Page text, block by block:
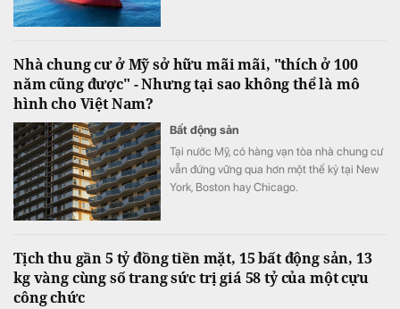
Nhà chung cư ở Mỹ sở hữu mãi mãi, "thích ở 100
năm cũng được" - Nhưng tại sao không thể là mô
hình cho Việt Nam?
Bất động sản
Tại nước Mỹ, có hàng vạn tòa nhà chung cư
vẫn đứng vững qua hơn một thế kỷ tại New
York, Boston hay Chicago.
Tịch thu gần 5 tỷ đồng tiền mặt, 15 bất động sản, 13
kg vàng cùng số trang sức trị giá 58 tỷ của một cựu
công chức